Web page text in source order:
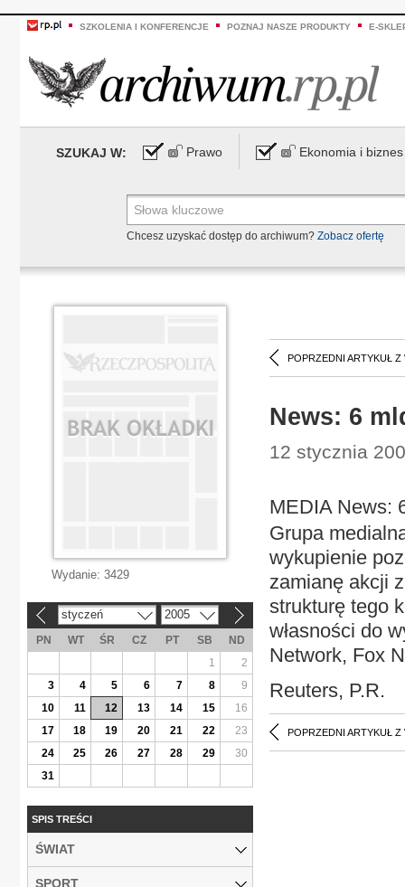
SZKOLENIA I KONFERENCJE POZNAJ NASZE PRODUKTY E-
SZUKAJ W: Prawo Ekonomia i biznes
Chcesz uzyskać dostęp do archiwum? Zobacz ofertę
POPRZEDNI ARTYKUŁ Z
News: 6
12 stycznia
MEDIA News:
Grupa
wykupienie
zamianę akcji
strukturę tego
własności do
Network, Fox
Reuters, P.R.
POPRZEDNI ARTYKUŁ Z
Wydanie: 3429
styczeń 2005
PN WT ŚR CZ PT SB
ND
1
2
3
4 5 6 7 8
9
10
11 12 13 14 15
16
17
18 19 20 21 22
23
24
25 26 27 28 29
30
31
SPIS TREŚCI
ŚWIAT
SPORT